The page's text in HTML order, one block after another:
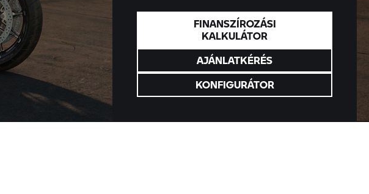
FINANSZÍROZÁSI
KALKULÁTOR
AJÁNLATKÉRÉS
KONFIGURÁTOR